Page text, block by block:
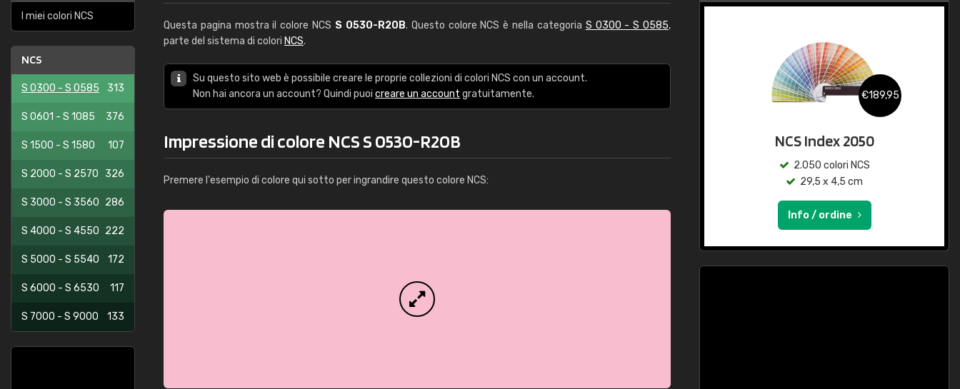
I miei colori NCS
NCS
S 0300 - S 0585 313
S 0601 - S 1085 376
S 1500 - S 1580 107
S 2000 - S 2570 326
S 3000 - S 3560 286
S 4000 - S 4550 222
S 5000 - S 5540 172
S 6000 - S 6530 117
S 7000 - S 9000 133
Questa pagina mostra il colore NCS S 0530-R20B. Questo colore NCS è nella categoria S 0300 - S 0585,
parte del sistema di colori NCS.
Su questo sito web è possibile creare le proprie collezioni di colori NCS con un account.
Non hai ancora un account? Quindi puoi creare un account gratuitamente.
Impressione di colore NCS S 0530-R20B
Premere l'esempio di colore qui sotto per ingrandire questo colore NCS:
€189,95
NCS Index 2050
2.050 colori NCS
29,5 x 4,5 cm
Info / ordine